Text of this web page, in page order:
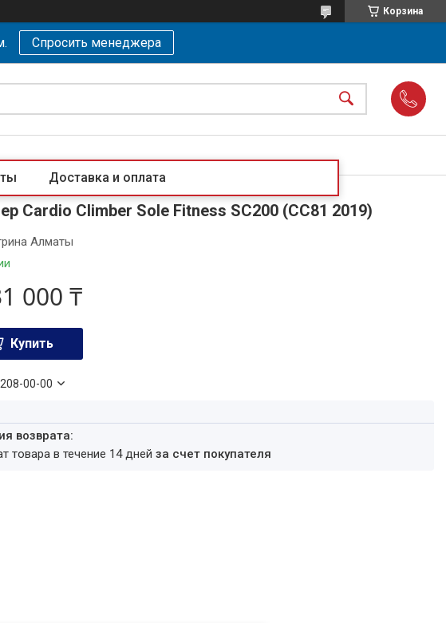
Корзина
Спросить менеджера
Доставка и оплата
Cardio Climber Sole Fitness SC200 (CC81 2019)
Алматы
000 ₸
Купить
00-00
товара в течение 14 днейза счет покупателя